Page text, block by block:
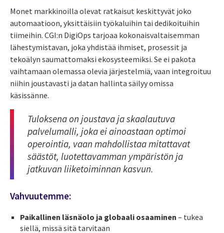
Monet markkinoilla olevat ratkaisut keskittyvät joko
automaatioon, yksittäisiin työkaluihin tai dedikoituihin
tiimeihin. CGI:n DigiOps tarjoaa kokonaisvaltaisemman
lähestymistavan, joka yhdistää ihmiset, prosessit ja
tekoälyn saumattomaksi ekosysteemiksi. Se ei pakota
vaihtamaan olemassa olevia järjestelmiä, vaan integroituu
niihin joustavasti ja datan hallinta säilyy omissa
käsissänne.
Tuloksena on joustava ja skaalautuva
palvelumalli, joka ei ainoastaan optimoi
operointia, vaan mahdollistaa mitattavat
säästöt, luotettavamman ympäristön ja
jatkuvan liiketoiminnan kasvun.
Vahvuutemme:
Paikallinen läsnäolo ja globaali osaaminen – tukea
siellä, missä sitä tarvitaan